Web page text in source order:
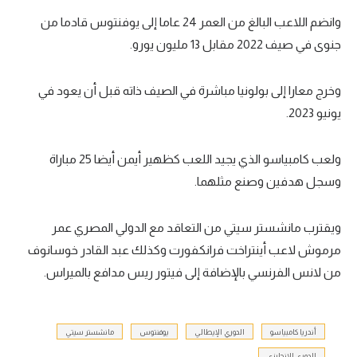
وانضم اللاعب البالغ من العمر 24 عاما إلى يوفنتوس قادما من
جنوى في صيف 2022 مقابل 13 مليون يورو.
وخرج معارا إلى بولونيا مباشرة في الصيف ذاته قبل أن يعود في
يونيو 2023.
ولعب كامبياسو الذي يجيد اللعب كظهير أيمن أيضا 25 مباراة
وسجل هدفين وصنع مثلهما.
ويقترب مانشستر سيتي من التعاقد مع الدولي المصري عمر
مرموش لاعب أينتراخت فرانكفورت وكذلك عبد القادر خوسانوف
من لانس الفرنسي بالإضافة إلى فيتور ريس مدافع بالميراس.
أندريا كامبياسو الدوري الإيطالي يوفنتوس مانشستر سيتي